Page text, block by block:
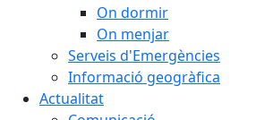
On dormir
On menjar
Serveis d'Emergències
Informació geogràfica
Actualitat